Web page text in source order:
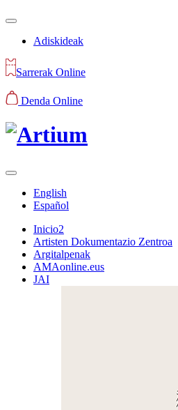
Adiskideak
Sarrerak Online
Denda Online
English
Español
Inicio2
Artisten Dokumentazio Zentroa
Argitalpenak
AMAonline.eus
JAI